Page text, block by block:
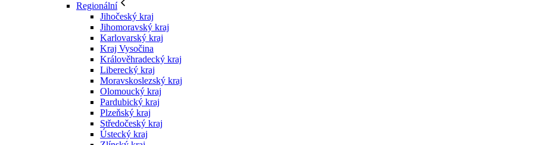
Regionální
Jihočeský kraj
Jihomoravský kraj
Karlovarský kraj
Kraj Vysočina
Králověhradecký kraj
Liberecký kraj
Moravskoslezský kraj
Olomoucký kraj
Pardubický kraj
Plzeňský kraj
Středočeský kraj
Ústecký kraj